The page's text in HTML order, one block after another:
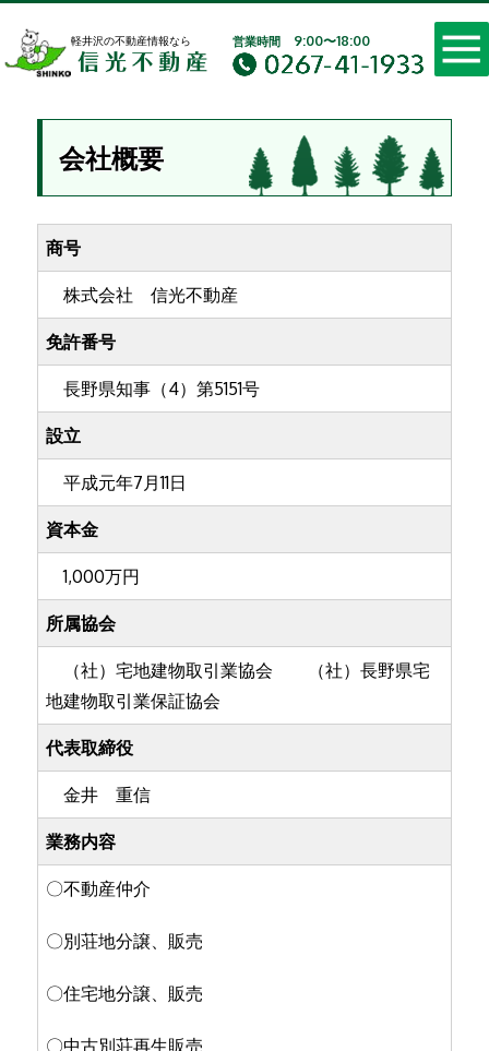
軽井沢の不動産情報なら
軽井沢の不動産 別荘
営業時間 9:00〜18:00
会社概要
商号
株式会社 信光不動産
免許番号
長野県知事（4）第5151号
設立
平成元年7月11日
資本金
1,000万円
所属協会
（社）宅地建物取引業協会 （社）長野県宅
地建物取引業保証協会
代表取締役
金井 重信
業務内容
〇不動産仲介
〇別荘地分譲、販売
〇住宅地分譲、販売
〇中古別荘再生販売